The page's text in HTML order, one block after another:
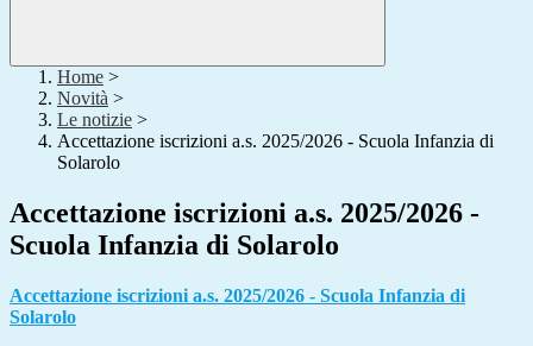
Home >
Novità >
Le notizie >
Accettazione iscrizioni a.s. 2025/2026 - Scuola Infanzia di
Solarolo
Accettazione iscrizioni a.s. 2025/2026 -
Scuola Infanzia di Solarolo
Accettazione iscrizioni a.s. 2025/2026 - Scuola Infanzia di
Solarolo